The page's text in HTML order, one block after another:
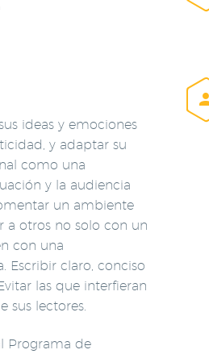
ideas y emociones
y adaptar su
como una
y la audiencia
un ambiente
a otros no solo con un
con una
Escribir claro, conciso
las que interfieran
sus lectores.
Programa de